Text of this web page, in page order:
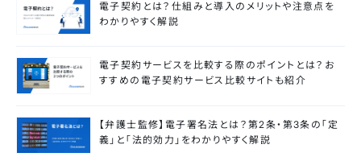
電子契約とは？仕組みと導入のメリットや注意点を
わかりやすく解説
電子契約サービスを比較する際のポイントとは？お
すすめの電子契約サービス比較サイトも紹介
【弁護士監修】電子署名法とは？第2条・第3条の「定
義」と「法的効力」をわかりやすく解説